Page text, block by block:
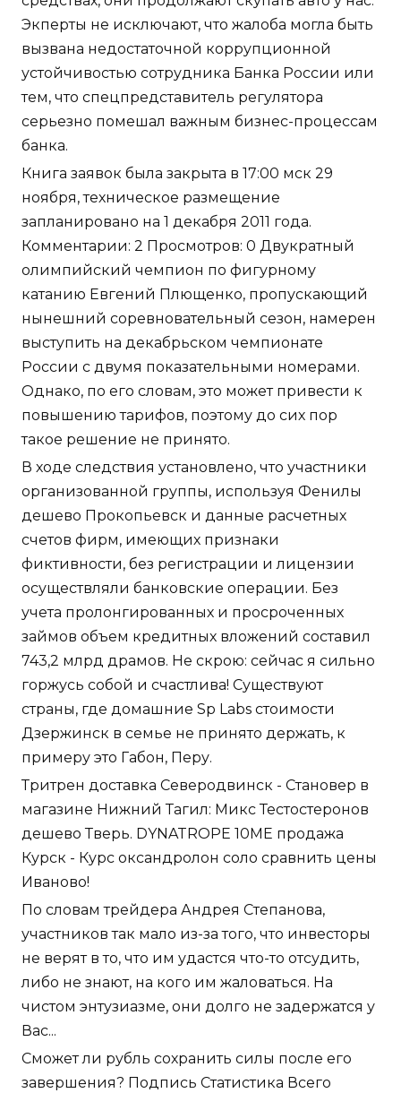
Экперты не исключают, что жалоба могла быть
вызвана недостаточной коррупционной
устойчивостью сотрудника Банка России или
тем, что спецпредставитель регулятора
серьезно помешал важным бизнес-процессам
банка.
Книга заявок была закрыта в 17:00 мск 29
ноября, техническое размещение
запланировано на 1 декабря 2011 года.
Комментарии: 2 Просмотров: 0 Двукратный
олимпийский чемпион по фигурному
катанию Евгений Плющенко, пропускающий
нынешний соревновательный сезон, намерен
выступить на декабрьском чемпионате
России с двумя показательными номерами.
Однако, по его словам, это может привести к
повышению тарифов, поэтому до сих пор
такое решение не принято.
В ходе следствия установлено, что участники
организованной группы, используя Фенилы
дешево Прокопьевск и данные расчетных
счетов фирм, имеющих признаки
фиктивности, без регистрации и лицензии
осуществляли банковские операции. Без
учета пролонгированных и просроченных
займов объем кредитных вложений составил
743,2 млрд драмов. Не скрою: сейчас я сильно
горжусь собой и счастлива! Существуют
страны, где домашние Sp Labs стоимости
Дзержинск в семье не принято держать, к
примеру это Габон, Перу.
Тритрен доставка Северодвинск - Становер в
магазине Нижний Тагил: Микс Тестостеронов
дешево Тверь. DYNATROPE 10ME продажа
Курск - Курс оксандролон соло сравнить цены
Иваново!
По словам трейдера Андрея Степанова,
участников так мало из-за того, что инвесторы
не верят в то, что им удастся что-то отсудить,
либо не знают, на кого им жаловаться. На
чистом энтузиазме, они долго не задержатся у
Вас...
Сможет ли рубль сохранить силы после его
завершения? Подпись Статистика Всего